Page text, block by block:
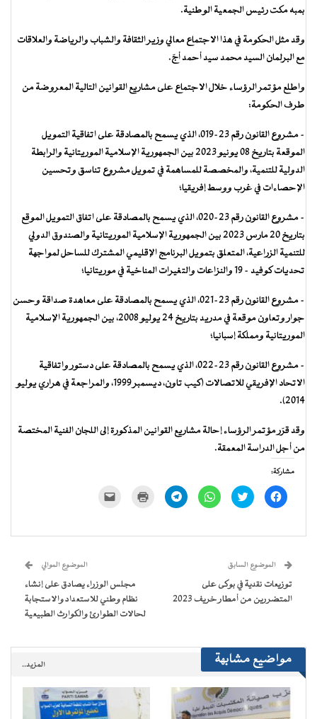
بمبه مكت رئيس الجمعية الوطنية.
وقد مثل الحكومة في هذا الاجتماع معالي وزير الثقافة والشباب والرياضة والعلاقات
مع البرلمان السيد محمد سيد أحمد أجّ.
واطلع مؤتمر الرؤساء خلال الاجتماع على مشاريع القوانين التالية المعروضة من
طرف الحكومة:
– مشروع القانون رقم 23-019، الذي يسمح بالمصادقة على اتفاقية التمويل
الموقعة بتاريخ 08 يونيو 2023 بين الجمهورية الإسلامية الموريتانية والرابطة
الدولية للتنمية، والمخصصة للمساهمة في تمويل مشروع تناسق وتحسين
الإحصاءات في غرب ووسط إفريقيا؛
– مشروع القانون رقم 23-020، الذي يسمح بالمصادقة على اتفاق التمويل الموقع
بتاريخ 20 مارس 2023 بين الجمهورية الإسلامية الموريتانية والصندوق الدولي
للتنمية الزراعية، المتعلق بتمويل البرنامج الإقليمي المشترك للساحل لمواجهة
تحديات كوفيد – 19 والنزاعات والتغيرات المناخية في موريتانيا؛
– مشروع القانون رقم 23-021، الذي يسمح بالمصادقة على معاهدة صداقة وحسن
جوار وتعاون موقعة في مدريد بتاريخ 24 يوليو 2008، بين الجمهورية الإسلامية
الموريتانية ومملكة إسبانيا؛
– مشروع القانون رقم 23-022، الذي يسمح بالمصادقة على دستور واتفاقية
الاتحاد الإفريقي للاتصالات (كيب تاون، ديسمبر 1999، والمراجعة في هراري يوليو
2014).
وقد قرّر مؤتمر الرؤساء إحالة مشاريع القوانين المذكورة إلى اللجان الفنية المختصة
من أجل الدراسة المعمقة.
مشاركة:
انقر
للمشاركة
في
اضغط
للمشاركة
في
انقر
للمشاركة
في
انقر
للمشاركة
في
للطباعة
جديدة) الإلكتروني
نافذة
جديدة)
الموضوع السابق
توزيعات نقدية في بوكى على
المتضررين من أمطار خريف 2023
الموضوع الموالي
مجلس الوزراء يصادق على إنشاء
نظام وطني للاستعداد والاستجابة
لحالات الطوارئ والكوارث الطبيعية
مواضيع مشابهة المزيد..